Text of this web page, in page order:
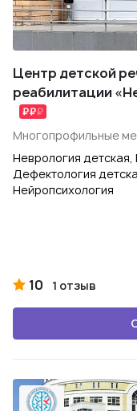
Центр детской
реабилитации
Многопрофильные
Неврология
Дефектология
Нейропсихология
10 1 отзыв